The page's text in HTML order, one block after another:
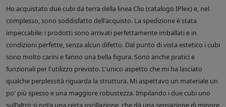
Ho acquistato due cubi da terra della linea Clio (catalogo IPlex) e, nel
complesso, sono soddisfatto dell'acquisto. La spedizione è stata
impeccabile: i prodotti sono arrivati perfettamente imballati e in
condizioni perfette, senza alcun difetto. Dal punto di vista estetico i cubi
sono molto carini e fanno una bella figura. Sono anche pratici e
funzionali per l'utilizzo previsto. L'unico aspetto che mi ha lasciato
qualche perplessità riguarda la struttura. Mi aspettavo un materiale un
po' più spesso e una maggiore robustezza. Impilando i due cubi uno